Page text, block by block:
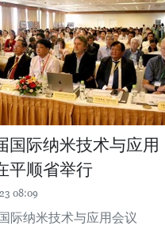
国际纳米技术与应用
平顺省举行
08:09
际纳米技术与应用会议